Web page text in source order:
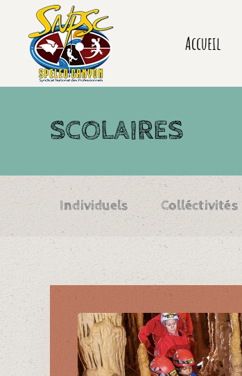
Accueil
SCOLAIRES
Individuels Colléctivités